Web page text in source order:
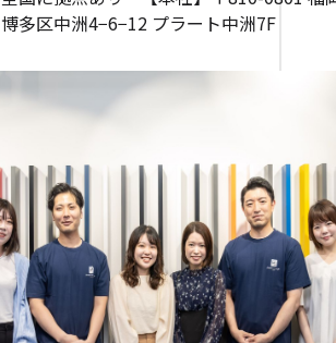
博多区中洲4−6−12 プラート中洲7F